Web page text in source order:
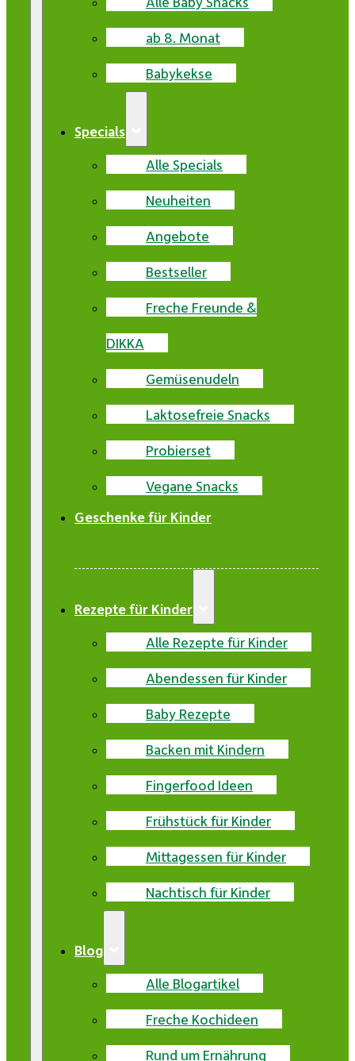
ab 8. Monat
Babykekse
Specials
Alle Specials
Neuheiten
Angebote
Bestseller
Freche Freunde &
DIKKA
Gemüsenudeln
Laktosefreie Snacks
Probierset
Vegane Snacks
Geschenke für Kinder
Rezepte für Kinder
Alle Rezepte für Kinder
Abendessen für Kinder
Baby Rezepte
Backen mit Kindern
Fingerfood Ideen
Frühstück für Kinder
Mittagessen für Kinder
Nachtisch für Kinder
Blog
Alle Blogartikel
Freche Kochideen
Rund um Ernährung